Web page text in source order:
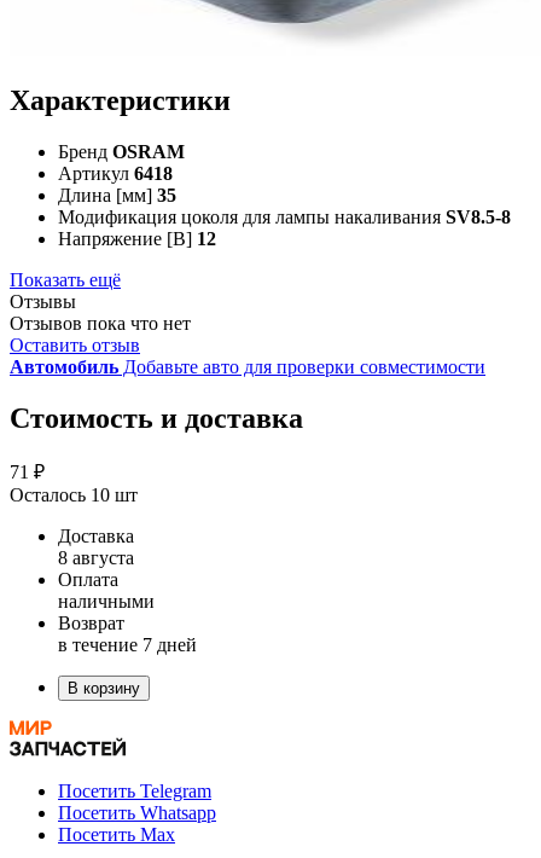
Характеристики
Бренд OSRAM
Артикул 6418
Длина [мм] 35
Модификация цоколя для лампы накаливания SV8.5-8
Напряжение [В] 12
Показать ещё
Отзывы
Отзывов пока что нет
Оставить отзыв
Автомобиль Добавьте авто для проверки совместимости
Стоимость и доставка
71 ₽
Осталось 10 шт
Доставка
8 августа
Оплата
наличными
Возврат
в течение 7 дней
В корзину
Посетить Telegram
Посетить Whatsapp
Посетить Max